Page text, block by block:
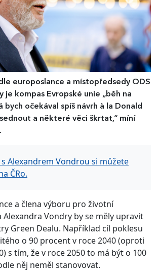
europoslance a místopředsedy ODS
je kompas Evropské unie „běh na
bych očekával spíš návrh à la Donald
a některé věci škrtat,“ míní
Alexandrem Vondrou si můžete
ČRo.
a člena výboru pro životní
Vondry by se měly upravit
Green Dealu. Například cíl poklesu
o 90 procent v roce 2040 (oproti
s tím, že v roce 2050 to má být o 100
něj neměl stanovovat.